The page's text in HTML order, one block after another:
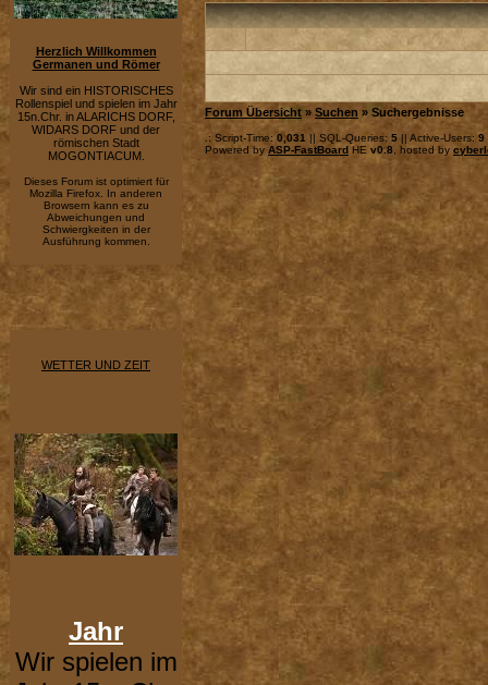
Herzlich Willkommen
Germanen und Römer
Wir sind ein HISTORISCHES
Rollenspiel und spielen im Jahr
15n.Chr. in ALARICHS DORF,
WIDARS DORF und der
römischen Stadt
MOGONTIACUM.
Dieses Forum ist optimiert für
Mozilla Firefox. In anderen
Browsern kann es zu
Abweichungen und
Schwiergkeiten in der
Ausführung kommen.
WETTER UND ZEIT
Jahr
Wir spielen im
Forum Übersicht » Suchen » Suchergebnisse
.: Script-Time: 0,031 || SQL-Queries: 5 || Active-Users: 9
Powered by ASP-FastBoard HE v0.8 , hosted by